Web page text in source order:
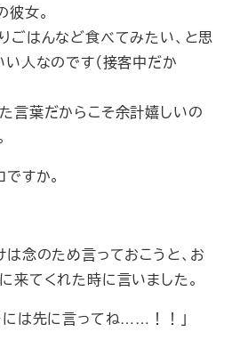
彼女。
ごはんなど食べてみたい、と思
い人なのです（接客中だか
言葉だからこそ余計嬉しいの
すか。
は念のため言っておこうと、お
来てくれた時に言いました。
には先に言ってね……！！」